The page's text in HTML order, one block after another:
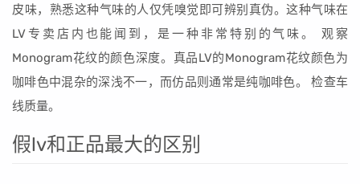
皮味，熟悉这种气味的人仅凭嗅觉即可辨别真伪。这种气味在
LV专卖店内也能闻到，是一种非常特别的气味。 观察
Monogram花纹的颜色深度。真品LV的Monogram花纹颜色为
咖啡色中混杂的深浅不一，而仿品则通常是纯咖啡色。 检查车
线质量。
假lv和正品最大的区别